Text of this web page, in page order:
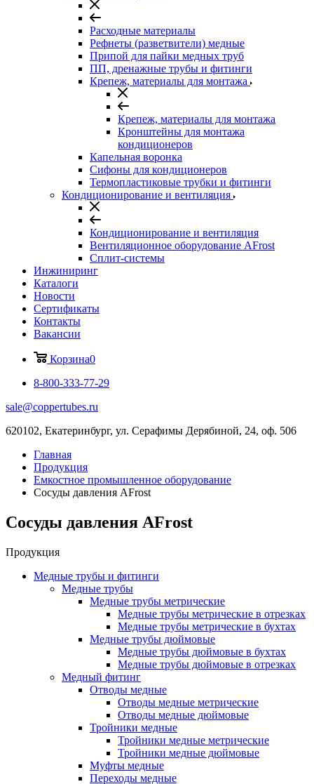
Расходные материалы
Рефнеты (разветвители) медные
Припой для пайки медных труб
ПП, дренажные трубы и фитинги
Крепеж, материалы для монтажа
Крепеж, материалы для монтажа
Кронштейны для монтажа
кондиционеров
Капельная воронка
Сифоны для кондиционеров
Термопластиковые трубки и фитинги
Кондиционирование и вентиляция
Кондиционирование и вентиляция
Вентиляционное оборудование AFrost
Сплит-системы
Инжиниринг
Каталоги
Новости
Сертификаты
Контакты
Вакансии
Корзина0
8-800-333-77-29
sale@coppertubes.ru
620102, Екатеринбург, ул. Серафимы Дерябиной, 24, оф. 506
Главная
Продукция
Емкостное промышленное оборудование
Сосуды давления AFrost
Сосуды давления AFrost
Продукция
Медные трубы и фитинги
Медные трубы
Медные трубы метрические
Медные трубы метрические в отрезках
Медные трубы метрические в бухтах
Медные трубы дюймовые
Медные трубы дюймовые в бухтах
Медные трубы дюймовые в отрезках
Медный фитинг
Отводы медные
Отводы медные метрические
Отводы медные дюймовые
Тройники медные
Тройники медные метрические
Тройники медные дюймовые
Муфты медные
Переходы медные